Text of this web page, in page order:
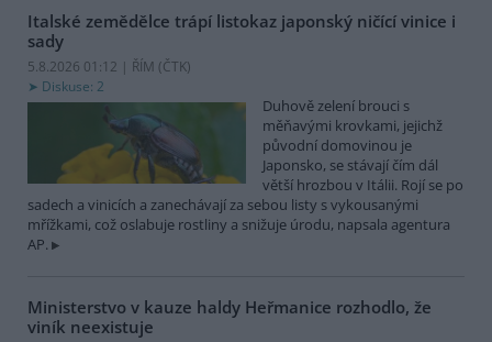
Italské zemědělce trápí listokaz japonský ničící vinice i
sady
5.8.2026 01:12 | ŘÍM (ČTK)
Diskuse: 2
Duhově zelení brouci s
měňavými krovkami, jejichž
původní domovinou je
Japonsko, se stávají čím dál
větší hrozbou v Itálii. Rojí se po
sadech a vinicích a zanechávají za sebou listy s vykousanými
mřížkami, což oslabuje rostliny a snižuje úrodu, napsala agentura
AP.
Ministerstvo v kauze haldy Heřmanice rozhodlo, že
viník neexistuje